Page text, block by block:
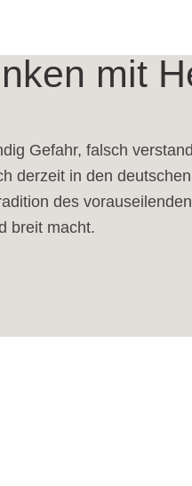
mit
Gefahr, falsch
derzeit in den
des
breit macht.